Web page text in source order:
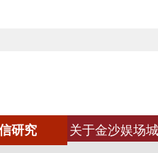
研究 关于金沙娱场